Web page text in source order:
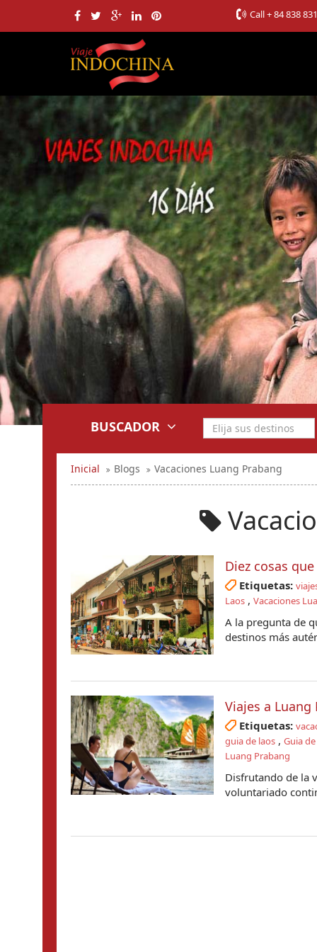
Call+ 84 838
BUSCADOR
Inicial Blogs Vacaciones Luang Prabang
Diez cosas
Etiquetas:
Laos, Vacaciones
A la pregunta de
destinos más
Viajes a
Etiquetas:
guia de laos, Guia
Luang Prabang
Disfrutando de la
voluntariado